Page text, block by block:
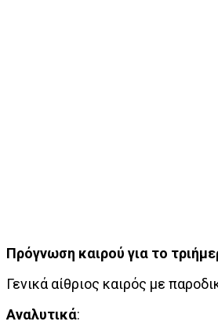
Πρόγνωση καιρού για το
Γενικά αίθριος καιρός με
Αναλυτικά: